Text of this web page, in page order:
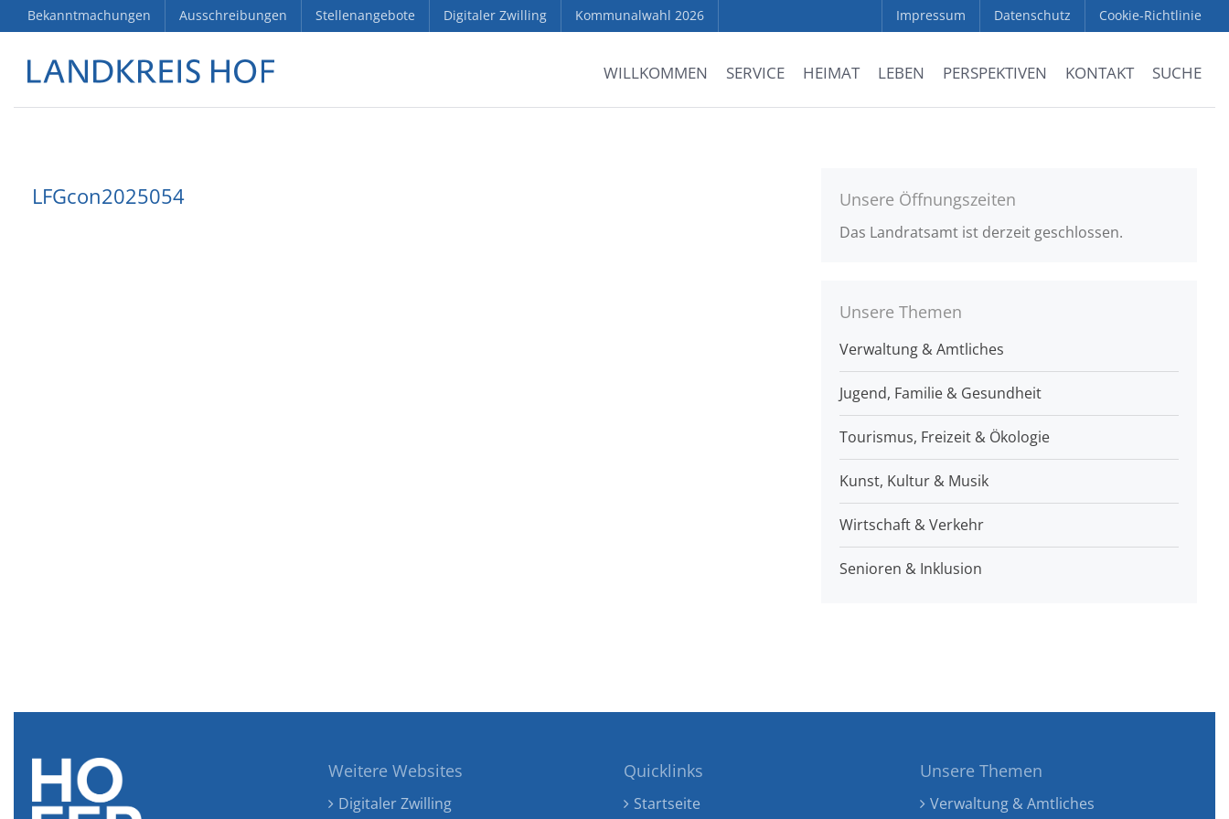
Bekanntmachungen Ausschreibungen Stellenangebote Digitaler Zwilling Kommunalwahl 2026 Impressum Datenschutz Cookie-Richtlinie
WILLKOMMEN SERVICE HEIMAT LEBEN PERSPEKTIVEN KONTAKT SUCHE
LFGcon2025054 Unsere Öffnungszeiten
Das Landratsamt ist derzeit geschlossen.
Unsere Themen
Verwaltung & Amtliches
Jugend, Familie & Gesundheit
Tourismus, Freizeit & Ökologie
Kunst, Kultur & Musik
Wirtschaft & Verkehr
Senioren & Inklusion
Weitere Websites
Digitaler Zwilling
Quicklinks
Startseite
Unsere Themen
Verwaltung & Amtliches